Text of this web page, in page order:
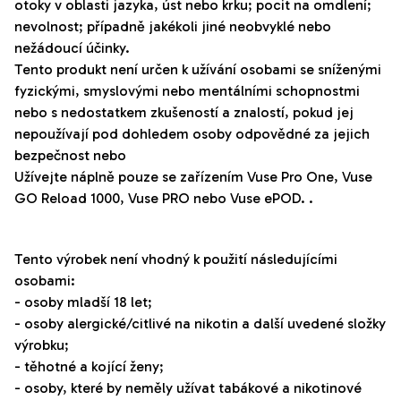
otoky v oblasti jazyka, úst nebo krku; pocit na omdlení;
nevolnost; případně jakékoli jiné neobvyklé nebo
nežádoucí účinky.
Tento produkt není určen k užívání osobami se sníženými
fyzickými, smyslovými nebo mentálními schopnostmi
nebo s nedostatkem zkušeností a znalostí, pokud jej
nepoužívají pod dohledem osoby odpovědné za jejich
bezpečnost nebo
Užívejte náplně pouze se zařízením Vuse Pro One, Vuse
GO Reload 1000, Vuse PRO nebo Vuse ePOD. .
Tento výrobek není vhodný k použití následujícími
osobami:
- osoby mladší 18 let;
- osoby alergické/citlivé na nikotin a další uvedené složky
výrobku;
- těhotné a kojící ženy;
- osoby, které by neměly užívat tabákové a nikotinové